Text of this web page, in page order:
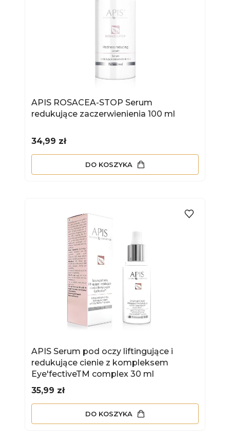
APIS ROSACEA-STOP Serum
redukujące zaczerwienienia 100 ml
Cena
34,99 zł
DO KOSZYKA
APIS Serum pod oczy liftingujące i
redukujące cienie z kompleksem
Eye'fectiveTM complex 30 ml
Cena
35,99 zł
DO KOSZYKA